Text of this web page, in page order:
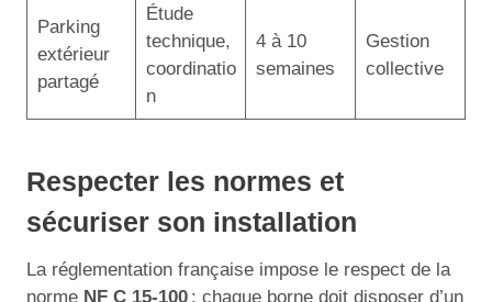
Parking
extérieur
partagé
Étude
technique,
coordinatio
n
4 à 10
semaines
Gestion
collective
Respecter les normes et
sécuriser son installation
La réglementation française impose le respect de la
norme NF C 15-100 : chaque borne doit disposer d’un